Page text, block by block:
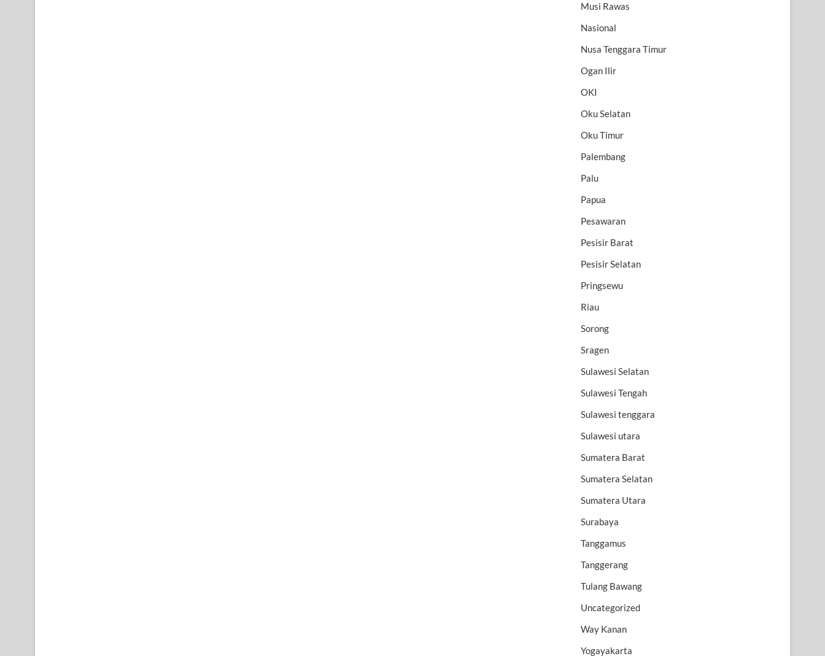
Musi Rawas
Nasional
Nusa Tenggara Timur
Ogan Ilir
OKI
Oku Selatan
Oku Timur
Palembang
Palu
Papua
Pesawaran
Pesisir Barat
Pesisir Selatan
Pringsewu
Riau
Sorong
Sragen
Sulawesi Selatan
Sulawesi Tengah
Sulawesi tenggara
Sulawesi utara
Sumatera Barat
Sumatera Selatan
Sumatera Utara
Surabaya
Tanggamus
Tanggerang
Tulang Bawang
Uncategorized
Way Kanan
Yogayakarta